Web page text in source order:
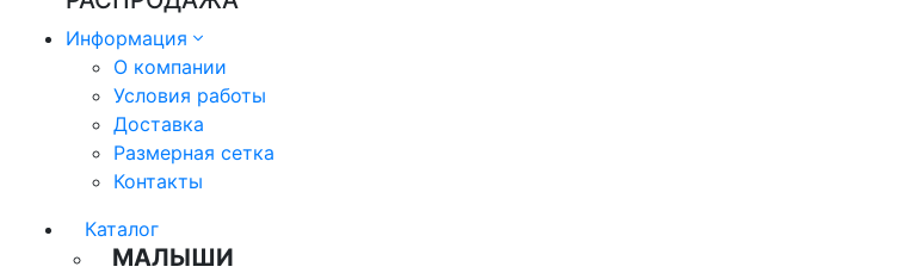
Информация
О компании
Условия работы
Доставка
Размерная сетка
Контакты
Каталог
МАЛЫШИ